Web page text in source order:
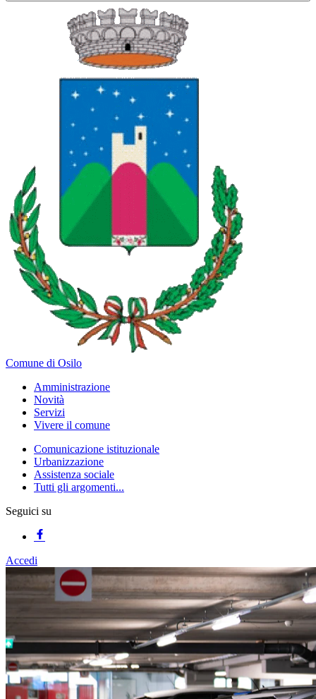
Comune di Osilo
Amministrazione
Novità
Servizi
Vivere il comune
Comunicazione istituzionale
Urbanizzazione
Assistenza sociale
Tutti gli argomenti...
Seguici su
Accedi